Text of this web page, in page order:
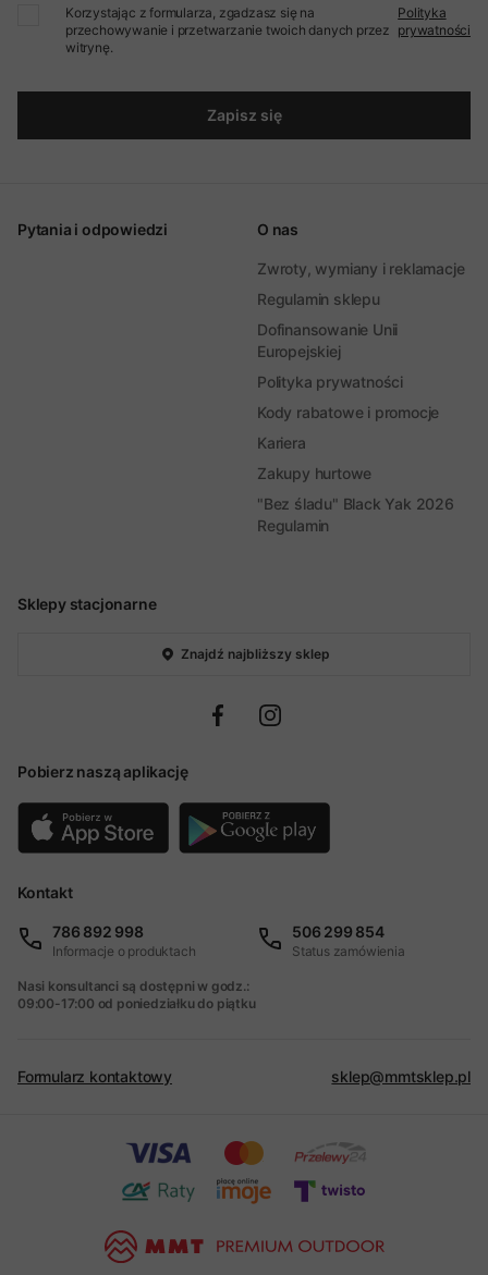
Korzystając z formularza, zgadzasz się na
przechowywanie i przetwarzanie twoich danych przez
witrynę.
Polityka
prywatności
Zapisz się
Sklepy stacjonarne
Znajdź najbliższy sklep
Pobierz naszą aplikację
Pytania i odpowiedzi O nas
Zwroty, wymiany i reklamacje
Regulamin sklepu
Dofinansowanie Unii
Europejskiej
Polityka prywatności
Kody rabatowe i promocje
Kariera
Zakupy hurtowe
"Bez śladu" Black Yak 2026
Regulamin
Kontakt
786 892 998
Informacje o produktach
506 299 854
Status zamówienia
Nasi konsultanci są dostępni w godz.:
09:00-17:00 od poniedziałku do piątku
Formularz kontaktowy sklep@mmtsklep.pl